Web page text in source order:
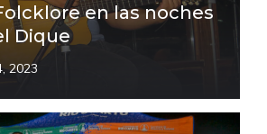
en las noches
Dique
2023